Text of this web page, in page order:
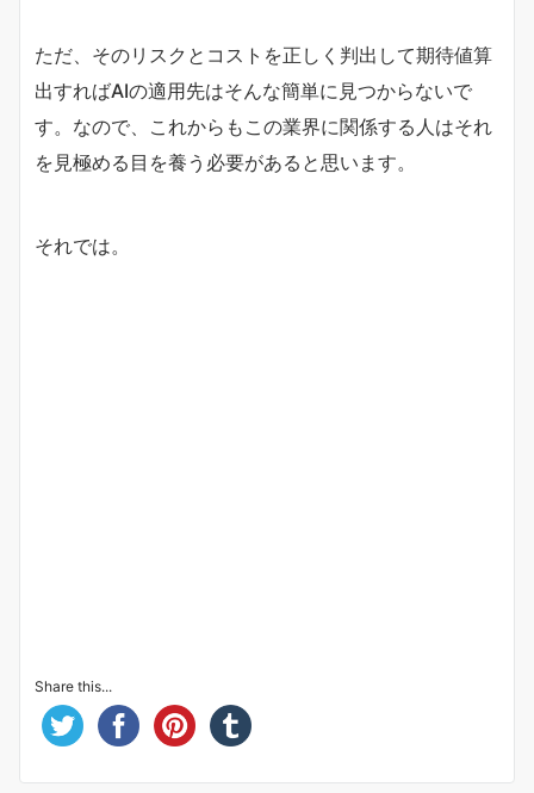
ただ、そのリスクとコストを正しく判出して期待値算
出すればAIの適用先はそんな簡単に見つからないで
す。なので、これからもこの業界に関係する人はそれ
を見極める目を養う必要があると思います。
それでは。
Share this...